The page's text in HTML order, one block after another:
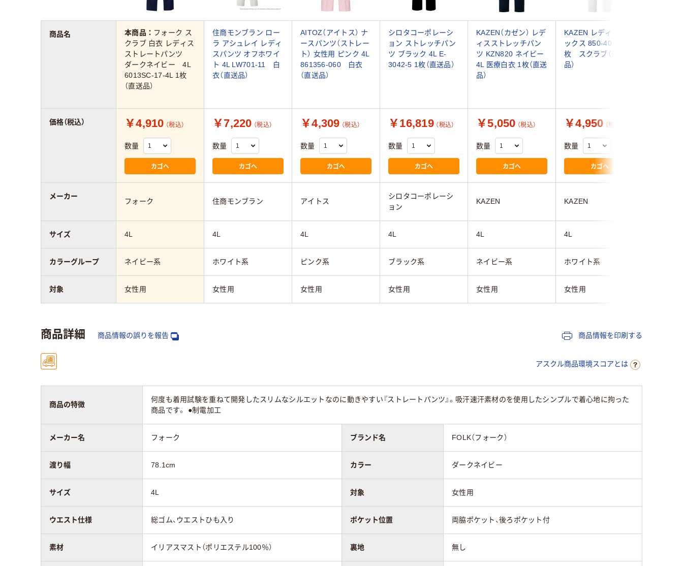
本商品： フォーク ス
クラブ 白衣 レディス
ストレートパンツ
ダークネイビー 4L
6013SC-17-4L 1枚
（直送品）
住商モンブラン ロー
ラ アシュレイ レディ
スパンツ オフホワイ
ト 4L LW701-11 白
衣（直送品）
AITOZ（アイトス） ナ
ースパンツ（ストレー
ト） 女性用 ピンク 4L
861356-060 白衣
（直送品）
シロタコーポレーシ
ョン ストレッチパン
ツ ブラック 4L E-
3042-5 1枚（直送品）
KAZEN（カゼン） レデ
ィスストレッチパン
ツ KZN820 ネイビー
4L 医療白衣 1枚（直送
品）
KAZEN レディススラ
ックス 850-40 4L 1
枚 スクラブ（直送
品）
￥4,910 （税込）
数量
カゴへ
￥7,220 （税込）
数量
カゴへ
￥4,309 （税込）
数量
カゴへ
￥16,819 （税込）
数量
カゴへ
￥5,050 （税込）
数量
カゴへ
￥4,950 （税込）
数量
カゴへ
フォーク 住商モンブラン アイトス
シロタコーポレーシ
ョン
KAZEN KAZEN
4L 4L 4L 4L 4L 4L
ネイビー系 ホワイト系 ピンク系 ブラック系 ネイビー系 ホワイト系
女性用 女性用 女性用 女性用 女性用 女性用
商品名
価格（税込）
メーカー
サイズ
カラーグループ
対象
商品詳細 商品情報の誤りを報告 商品情報を印刷する
アスクル商品環境スコアとは
商品の特徴
何度も着用試験を重ねて開発したスリムなシルエットなのに動きやすい『ストレートパンツ』。吸汗速汗素材のを使用したシンプルで着心地に拘った
商品です。 ●制電加工
メーカー名 フォーク ブランド名 FOLK（フォーク）
渡り幅 78.1cm カラー ダークネイビー
サイズ 4L 対象 女性用
ウエスト仕様 総ゴム、ウエストひも入り ポケット位置 両脇ポケット、後ろポケット付
素材 イリアスマスト（ポリエステル100％） 裏地 無し